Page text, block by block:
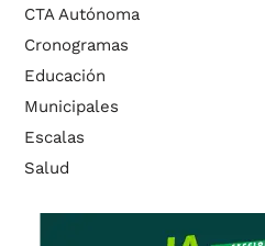
CTA Autónoma
Cronogramas
Educación
Municipales
Escalas
Salud